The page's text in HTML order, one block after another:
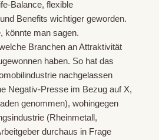
Balance, flexible
Benefits wichtiger geworden.
könnte man sagen.
Branchen an Attraktivität
haben. So hat das
nachgelassen
Negativ-Presse im Bezug auf X,
genommen), wohingegen
(Rheinmetall,
durchaus in Frage